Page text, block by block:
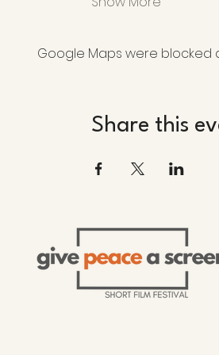
Google Maps were blocked
Share this